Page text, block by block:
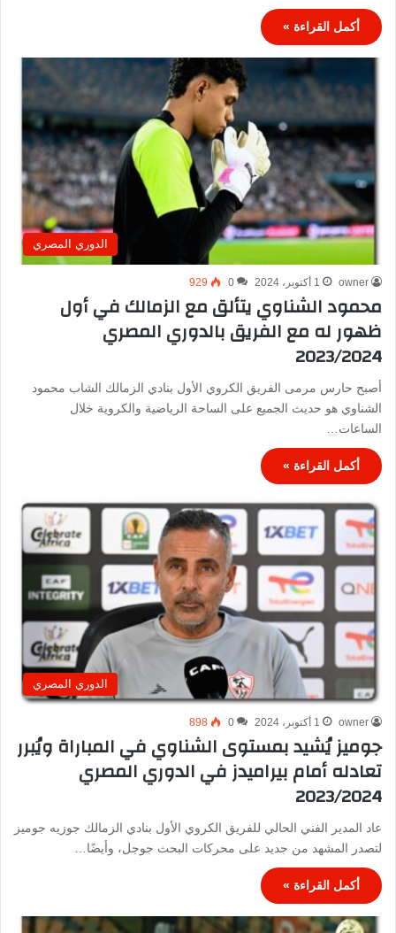
أكمل القراءة »
الدوري المصري
owner 1 أكتوبر، 2024 0
929
محمود الشناوي يتألق مع الزمالك في أول
ظهور له مع الفريق بالدوري المصري
2023/2024
أصبح حارس مرمى الفريق الكروي الأول بنادي الزمالك الشاب محمود
الشناوي هو حديث الجميع على الساحة الرياضية والكروية خلال
الساعات…
أكمل القراءة »
الدوري المصري
owner 1 أكتوبر، 2024 0
898
جوميز يُشيد بمستوى الشناوي في المباراة ويُبرر
تعادله أمام بيراميدز في الدوري المصري
2023/2024
عاد المدير الفني الحالي للفريق الكروي الأول بنادي الزمالك جوزيه جوميز
لتصدر المشهد من جديد على محركات البحث جوجل، وأيضًا…
أكمل القراءة »